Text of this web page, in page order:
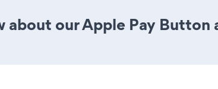
about our Apple Pay Button